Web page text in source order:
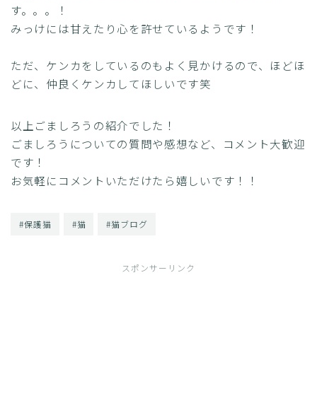
す。。。！
みっけには甘えたり心を許せているようです！
ただ、ケンカをしているのもよく見かけるので、ほどほ
どに、仲良くケンカしてほしいです笑
以上ごましろうの紹介でした！
ごましろうについての質問や感想など、コメント大歓迎
です！
お気軽にコメントいただけたら嬉しいです！！
#保護猫 #猫 #猫ブログ
スポンサーリンク